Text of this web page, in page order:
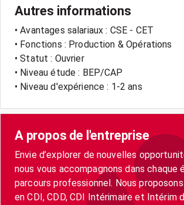
Autres informations
• Avantages salariaux : CSE - CET
• Fonctions : Production & Opérations
• Statut : Ouvrier
• Niveau étude : BEP/CAP
• Niveau d'expérience : 1-2 ans
A propos de l'entreprise
Envie d’explorer de nouvelles
nous vous accompagnons dans chaque
parcours professionnel. Nous
en CDI, CDD, CDI Intérimaire et Intérim